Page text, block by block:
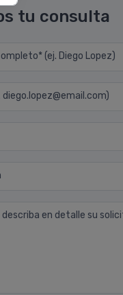
tu consulta
(ej. Diego Lopez)
diego.lopez@email.com)
en detalle su